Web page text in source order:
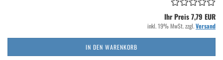
Ihr Preis 7,79 EUR
inkl. 19% MwSt. zzgl.Versand
IN DEN WARENKORB